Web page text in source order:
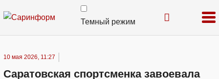
Темный режим
10 мая 2026, 11:27
Саратовская спортсменка завоевала